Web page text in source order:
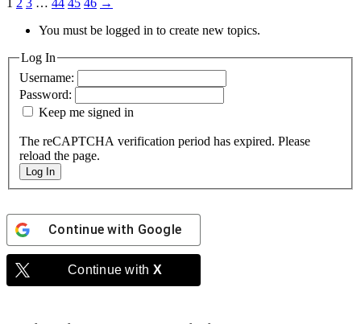
1 2 3 … 44 45 46 →
You must be logged in to create new topics.
Log In
Username:
Password:
Keep me signed in
The reCAPTCHA verification period has expired. Please
reload the page.
Log In
Continue with Google
Continue with X